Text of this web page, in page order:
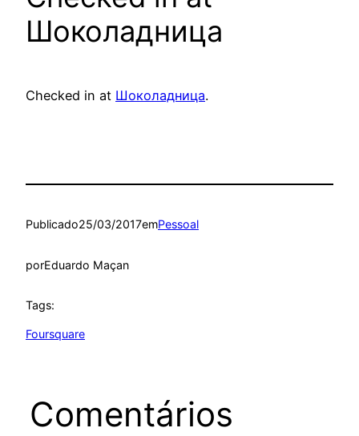
Шоколадница
Checked in at Шоколадница.
Publicado25/03/2017emPessoal
porEduardo Maçan
Tags:
Foursquare
Comentários